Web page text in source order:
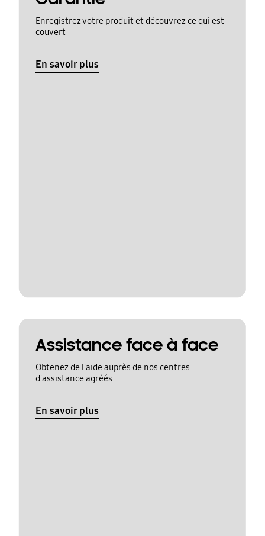
Enregistrez votre produit et découvrez ce qui est
couvert
En savoir plus
Assistance face à face
Obtenez de l'aide auprès de nos centres
d'assistance agréés
En savoir plus